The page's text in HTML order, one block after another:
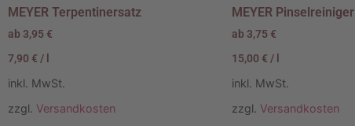
MEYER Terpentinersatz
ab 3,95 €
7,90 € /
inkl. MwSt.
zzgl. Versandkosten
MEYER Pinselreiniger
ab 3,75 €
15,00 € /
inkl. MwSt.
zzgl. Versandkosten